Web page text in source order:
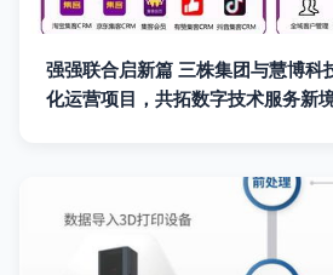
强强联合启新篇 三株集团与慧博科
化运营项目，共拓数字技术服务新